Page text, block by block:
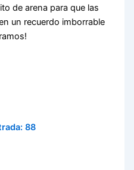
de arena para que las
un recuerdo imborrable
88